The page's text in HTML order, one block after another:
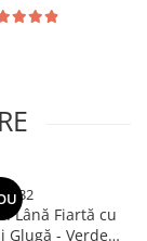
8632
Lână Fiartă cu
Glugă - Verde